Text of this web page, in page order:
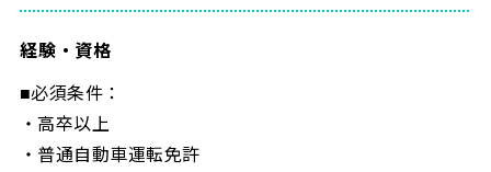
経験・資格
■必須条件：
・高卒以上
・普通自動車運転免許